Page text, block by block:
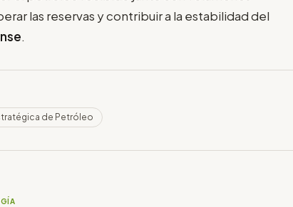
las reservas y contribuir a la estabilidad del
.
de Petróleo